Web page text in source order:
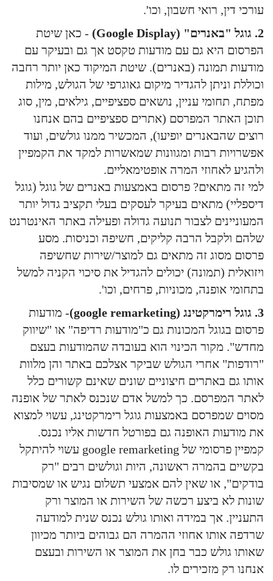
עורכי דין, רואי חשבון, וכו'.
2. גוגל "באנרים" (Google Display)
- כאן שיטת
הפרסום היא גם עם מודעות טקסט אך גם ובעיקר עם
מודעות תמונה (באנרים). שיטת המיקוד כאן יותר רחבה
וכוללת וניתן להגדיר מיקום גאוגרפי של הגולש, מילות
מפתח, תחומי עניין, נושאים ספציפיים, גילאים, מין, סוג
תוכן האתר המפרסם (אתרים ספציפיים בהם אנחנו
רוצים שהבאנרים יופיעו), המכשיר ממנו גולשים, ועוד
אפשרויות רבות ומגוונות שמאשרות למקד את הקמפיין
ולהגיע לאחוזי המרה אופטימאליים.
למי זה מתאים? פרסום באמצעות באנרים של גוגל (גוגל
דיספליי) מתאים בעיקר לעסקים בעלי תקציב גדול יותר
המעוניינים לצבור תנועה גדולה ופעילה באתר האינטרנט
שלהם ולקבל הרבה קליקים, חשיפה וכניסות. מסע
פרסום מסוג זה מתאים גם למוצר/שירות שחשיפה
ויזואלית (תמונה) יכולים להגדיל את סיכוי הקניה למשל
בתחומי אופנה, מכוניות, פרחים, וכו'.
3. גוגל רימרקטינג (google remarketing)
- מודעות
פרסום בגוגל המכונות גם כ"מודעות רדיפה" או "שיווק
מחדש". מקור הכינוי הוא בעובדה שהמודעות בעצם
"רודפות" אחרי הגולש שביקר אצלכם באתר והן מלוות
אותו גם באתרים חיצוניים שונים שאינם קשורים כלל
לאתר המפרסם. כך למשל אדם שנכנס לאתר של אופנה
מסוים שמפרסם באמצעות גוגל רימרקטינג, עשוי למצוא
את מודעות האופנה גם בפורטל חדשות אליו נכנס.
קמפיין פרסומי של google remarketing עשוי להיתקל
בקשיים בהמרה ראשונה, היות וגולשים רבים "רק
בודקים", או שאין להם אמצעי תשלום נגיש או שמסיבות
שונות לא ביצע רכשה של השירות או המוצר ורק
התעניין. אך במידה ואותו גולש נכנס שנית למודעה
שרדפה אותו אחוזי ההמרה הם גבוהים ביותר מכיוון
שאותו גולש כבר בחן את המוצר או השירות ובעצם
אנחנו רק מזכירים לו.